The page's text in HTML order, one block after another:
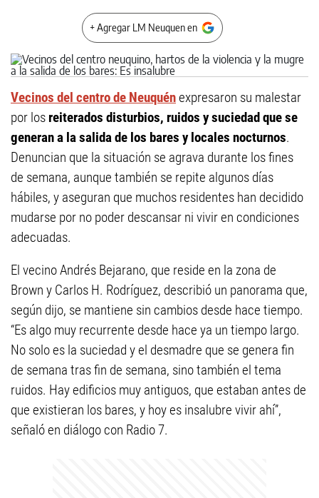
+ Agregar LM Neuquen en
Vecinos del centro de Neuquénexpresaron su malestar
por los reiterados disturbios, ruidos y suciedad que se
generan a la salida de los bares y locales nocturnos.
Denuncian que la situación se agrava durante los fines
de semana, aunque también se repite algunos días
hábiles, y aseguran que muchos residentes han decidido
mudarse por no poder descansar ni vivir en condiciones
adecuadas.
El vecino Andrés Bejarano, que reside en la zona de
Brown y Carlos H. Rodríguez, describió un panorama que,
según dijo, se mantiene sin cambios desde hace tiempo.
“Es algo muy recurrente desde hace ya un tiempo largo.
No solo es la suciedad y el desmadre que se genera fin
de semana tras fin de semana, sino también el tema
ruidos. Hay edificios muy antiguos, que estaban antes de
que existieran los bares, y hoy es insalubre vivir ahí”,
señaló en diálogo con Radio 7.